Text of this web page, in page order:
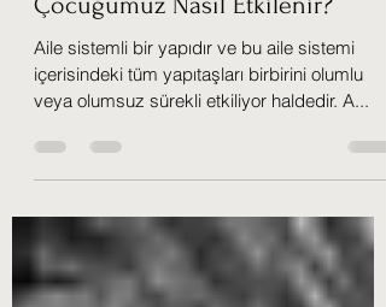
Aile İçi Tartışmalardan
Çocuğumuz Nasıl Etkilenir?
Aile sistemli bir yapıdır ve bu aile sistemi
içerisindeki tüm yapıtaşları birbirini olumlu